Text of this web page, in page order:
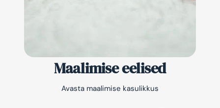
Maalimise eelised
Avasta maalimise kasulikkus